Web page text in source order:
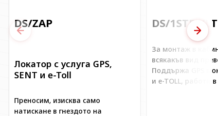
Предишен
DS/ZAP
Локатор с услуга GPS,
SENT и e-Toll
Преносим, изисква само
натискане в гнездото на
DS/1STEL/
За монтаж в
всякакъв вид
Поддържа GPS
и e-TOLL, работи